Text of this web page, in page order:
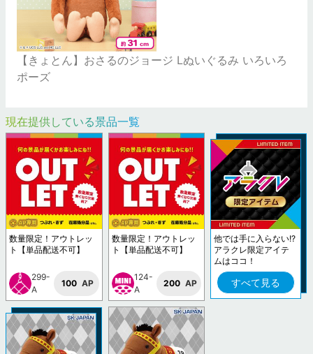
【きょとん】おさるのジョージ Lぬいぐるみ いろいろ
ポーズ
現在提供している景品一覧
数量限定！アウトレッ
ト【単品配送不可】
299-
A
100 AP
数量限定！アウトレッ
ト【単品配送不可】
124-
A
200 AP
他では手に入らない!?
アラクレ限定アイテ
ムはココ！
すべて見る